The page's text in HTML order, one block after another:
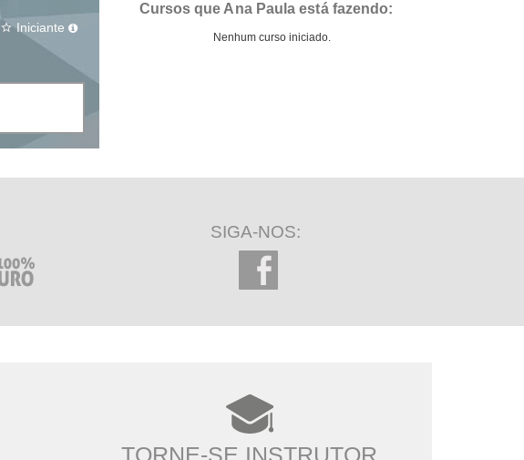
star_border Iniciante
Cursos que Ana Paula está fazendo:
Nenhum curso iniciado.
SIGA-NOS:
TORNE-SE INSTRUTOR